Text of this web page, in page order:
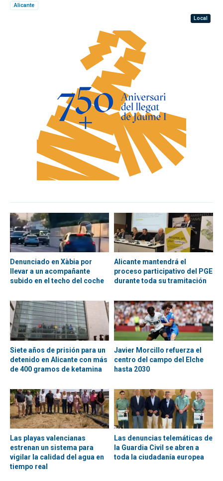
Alicante
Local
Denunciado en Xàbia por
llevar a un acompañante
subido en el techo del coche
Alicante mantendrá el
proceso participativo del PGE
durante toda su tramitación
Siete años de prisión para un
detenido en Alicante con más
de 400 gramos de ketamina
Javier Morcillo refuerza el
centro del campo del Elche
hasta 2030
Las playas valencianas
estrenan un sistema para
vigilar la calidad del agua en
tiempo real
Las denuncias telemáticas de
la Guardia Civil se abren a
toda la ciudadanía europea